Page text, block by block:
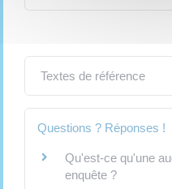
Textes de référence
Questions ? Réponses !
Qu'est-ce qu'une
enquête ?